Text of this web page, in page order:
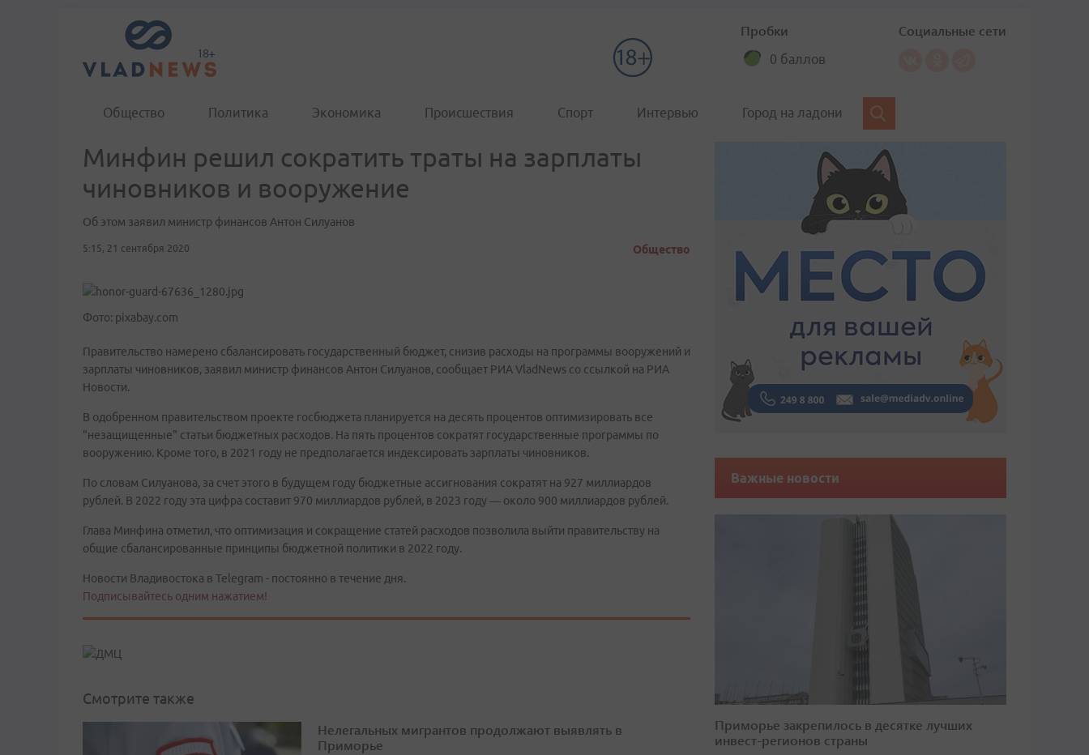
Пробки
0 баллов
Социальные сети
Общество Политика Экономика Происшествия Спорт Интервью Город на ладони
Минфин решил сократить траты на зарплаты
чиновников и вооружение
Об этом заявил министр финансов Антон Силуанов
5:15, 21 сентября 2020 Общество
Фото: pixabay.com
Правительство намерено сбалансировать государственный бюджет, снизив расходы на программы вооружений и
зарплаты чиновников, заявил министр финансов Антон Силуанов, сообщает РИА VladNews со ссылкой на РИА
Новости.
В одобренном правительством проекте госбюджета планируется на десять процентов оптимизировать все
"незащищенные" статьи бюджетных расходов. На пять процентов сократят государственные программы по
вооружению. Кроме того, в 2021 году не предполагается индексировать зарплаты чиновников.
По словам Силуанова, за счет этого в будущем году бюджетные ассигнования сократят на 927 миллиардов
рублей. В 2022 году эта цифра составит 970 миллиардов рублей, в 2023 году — около 900 миллиардов рублей.
Глава Минфина отметил, что оптимизация и сокращение статей расходов позволила выйти правительству на
общие сбалансированные принципы бюджетной политики в 2022 году.
Новости Владивостока в Telegram - постоянно в течение дня.
Подписывайтесь одним нажатием!
Смотрите также
Нелегальных мигрантов продолжают выявлять в
Приморье
Важные новости
Приморье закрепилось в десятке лучших
инвест-регионов страны